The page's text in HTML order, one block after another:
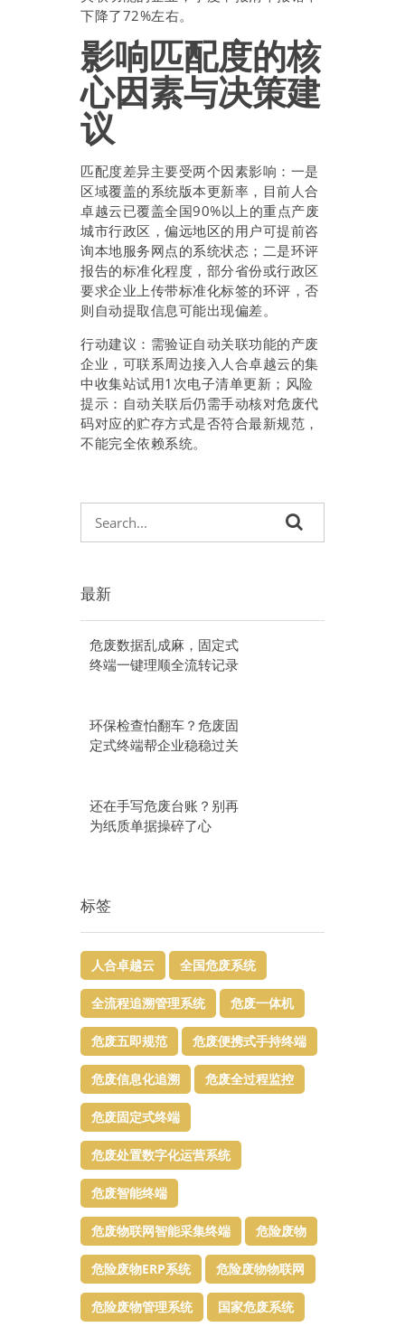
下降了72%左右。
影响匹配度的核
心因素与决策建
议
匹配度差异主要受两个因素影响：一是
区域覆盖的系统版本更新率，目前人合
卓越云已覆盖全国90%以上的重点产废
城市行政区，偏远地区的用户可提前咨
询本地服务网点的系统状态；二是环评
报告的标准化程度，部分省份或行政区
要求企业上传带标准化标签的环评，否
则自动提取信息可能出现偏差。
行动建议：需验证自动关联功能的产废
企业，可联系周边接入人合卓越云的集
中收集站试用1次电子清单更新；风险
提示：自动关联后仍需手动核对危废代
码对应的贮存方式是否符合最新规范，
不能完全依赖系统。
最新
危废数据乱成麻，固定式
终端一键理顺全流转记录
环保检查怕翻车？危废固
定式终端帮企业稳稳过关
还在手写危废台账？别再
为纸质单据操碎了心
标签
人合卓越云 全国危废系统
全流程追溯管理系统 危废一体机
危废五即规范 危废便携式手持终端
危废信息化追溯 危废全过程监控
危废固定式终端
危废处置数字化运营系统
危废智能终端
危废物联网智能采集终端 危险废物
危险废物ERP系统 危险废物物联网
危险废物管理系统 国家危废系统